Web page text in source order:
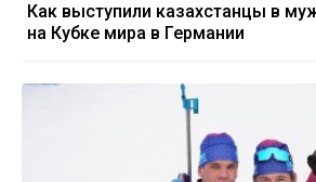
Как выступили казахстанцы в
на Кубке мира в Германии